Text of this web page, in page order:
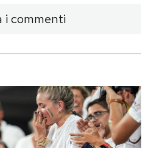
i commenti